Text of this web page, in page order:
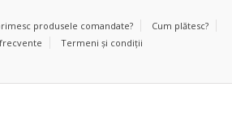
produsele comandate?
Cum plătesc?
Termeni şi condiţii